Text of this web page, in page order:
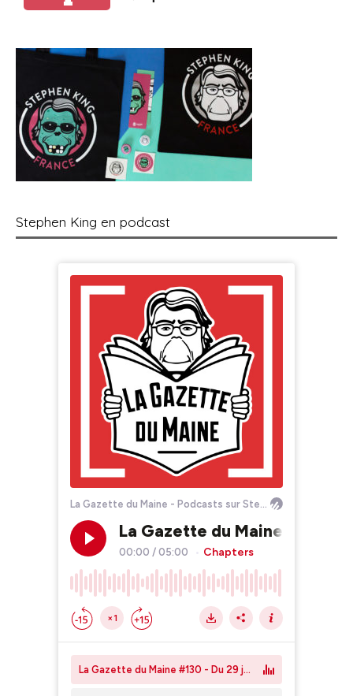
Stephen King en podcast